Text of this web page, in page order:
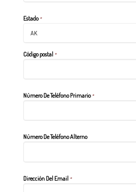
Estado*
Código postal *
Número De Teléfono Primario*
Número De Teléfono Alterno
Dirección Del Email *